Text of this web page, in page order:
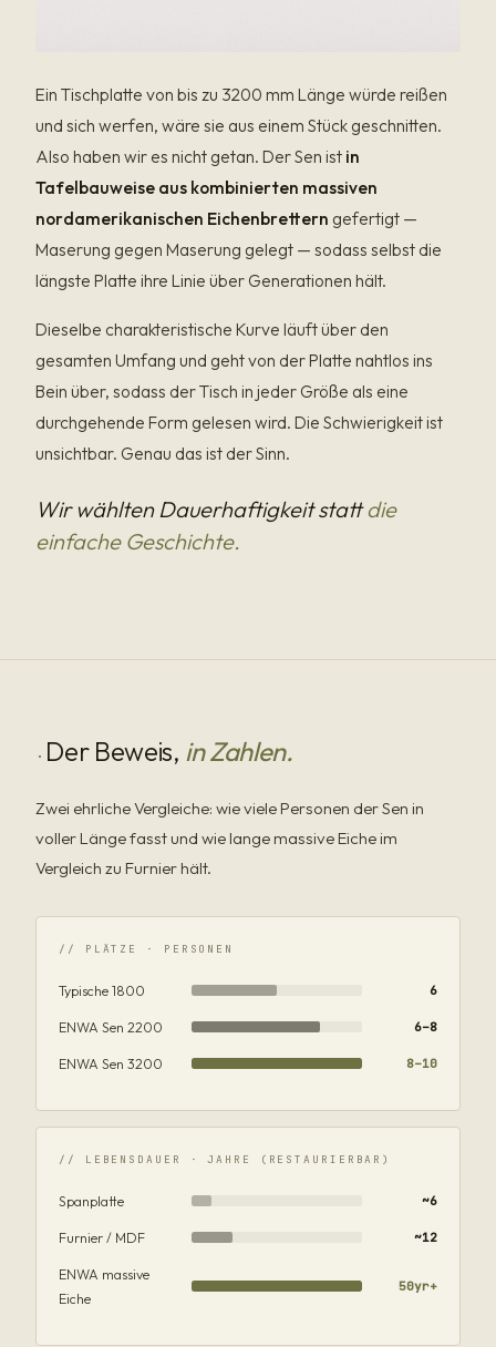
Ein Tischplatte von bis zu 3200 mm Länge würde reißen
und sich werfen, wäre sie aus einem Stück geschnitten.
Also haben wir es nicht getan. Der Sen ist in
Tafelbauweise aus kombinierten massiven
nordamerikanischen Eichenbrettern gefertigt —
Maserung gegen Maserung gelegt — sodass selbst die
längste Platte ihre Linie über Generationen hält.
Dieselbe charakteristische Kurve läuft über den
gesamten Umfang und geht von der Platte nahtlos ins
Bein über, sodass der Tisch in jeder Größe als eine
durchgehende Form gelesen wird. Die Schwierigkeit ist
unsichtbar. Genau das ist der Sinn.
Wir wählten Dauerhaftigkeit stattdie
einfache Geschichte.
· Der Beweis, in Zahlen.
Zwei ehrliche Vergleiche: wie viele Personen der Sen in
voller Länge fasst und wie lange massive Eiche im
Vergleich zu Furnier hält.
// PLÄTZE · PERSONEN
Typische 1800 6
ENWA Sen 2200 6–8
ENWA Sen 3200 8–10
// LEBENSDAUER · JAHRE (RESTAURIERBAR)
Spanplatte ~6
Furnier / MDF ~12
ENWA massive
Eiche
50yr+